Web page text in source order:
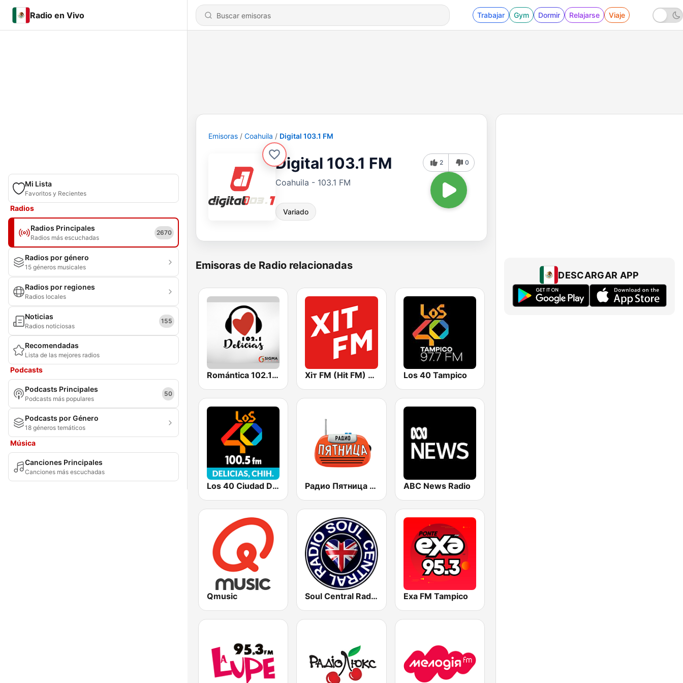
Radio en Vivo Trabajar Gym Dormir Relajarse Viaje
Mi Lista
Favoritos y Recientes
Radios
Radios Principales
Radios más escuchadas
2670
Radios por género
15 géneros musicales
Radios por regiones
Radios locales
Noticias
Radios noticiosas
155
Recomendadas
Lista de las mejores radios
Podcasts
Podcasts Principales
Podcasts más populares
50
Podcasts por Género
18 géneros temáticos
Música
Canciones Principales
Canciones más escuchadas
Emisoras Coahuila Digital 103.1 FM
Digital 103.1 FM
Coahuila - 103.1 FM
Variado
2 0
Emisoras de Radio relacionadas
Romántica 102.1 FM Delicias Хіт FM (Hit FM) - Top Los 40 Tampico
Los 40 Ciudad Delicias Радио Пятница (Pyatnica) ABC News Radio
Qmusic Soul Central Radio Exa FM Tampico
DESCARGAR APP